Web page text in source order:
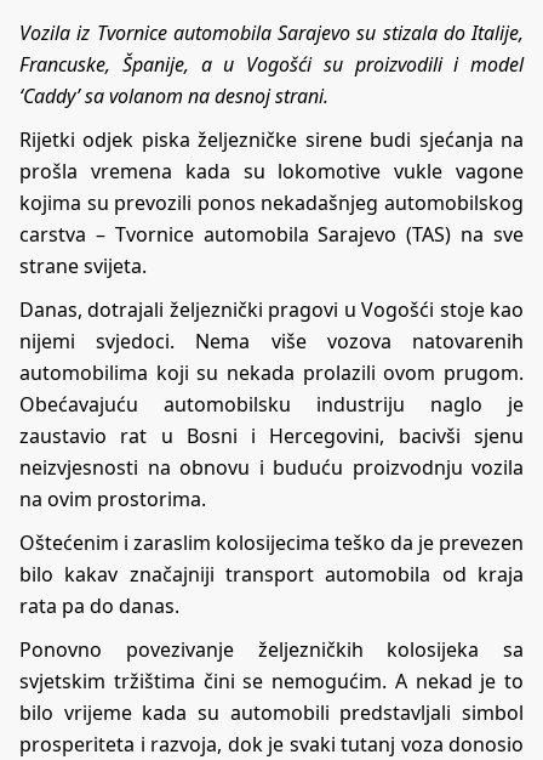
Vozila iz Tvornice automobila Sarajevo su stizala do Italije,
Francuske, Španije, a u Vogošći su proizvodili i model
‘Caddy’ sa volanom na desnoj strani.
Rijetki odjek piska željezničke sirene budi sjećanja na
prošla vremena kada su lokomotive vukle vagone
kojima su prevozili ponos nekadašnjeg automobilskog
carstva – Tvornice automobila Sarajevo (TAS) na sve
strane svijeta.
Danas, dotrajali željeznički pragovi u Vogošći stoje kao
nijemi svjedoci. Nema više vozova natovarenih
automobilima koji su nekada prolazili ovom prugom.
Obećavajuću automobilsku industriju naglo je
zaustavio rat u Bosni i Hercegovini, bacivši sjenu
neizvjesnosti na obnovu i buduću proizvodnju vozila
na ovim prostorima.
Oštećenim i zaraslim kolosijecima teško da je prevezen
bilo kakav značajniji transport automobila od kraja
rata pa do danas.
Ponovno povezivanje željezničkih kolosijeka sa
svjetskim tržištima čini se nemogućim. A nekad je to
bilo vrijeme kada su automobili predstavljali simbol
prosperiteta i razvoja, dok je svaki tutanj voza donosio